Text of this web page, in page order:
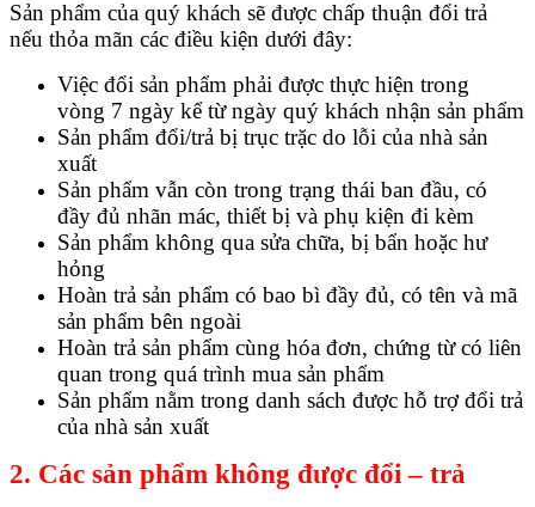
Sản phẩm của quý khách sẽ được chấp thuận đổi trả
nếu thỏa mãn các điều kiện dưới đây:
Việc đổi sản phẩm phải được thực hiện trong
vòng 7 ngày kể từ ngày quý khách nhận sản phẩm
Sản phẩm đổi/trả bị trục trặc do lỗi của nhà sản
xuất
Sản phẩm vẫn còn trong trạng thái ban đầu, có
đầy đủ nhãn mác, thiết bị và phụ kiện đi kèm
Sản phẩm không qua sửa chữa, bị bẩn hoặc hư
hỏng
Hoàn trả sản phẩm có bao bì đầy đủ, có tên và mã
sản phẩm bên ngoài
Hoàn trả sản phẩm cùng hóa đơn, chứng từ có liên
quan trong quá trình mua sản phẩm
Sản phẩm nằm trong danh sách được hỗ trợ đổi trả
của nhà sản xuất
2. Các sản phẩm không được đổi – trả